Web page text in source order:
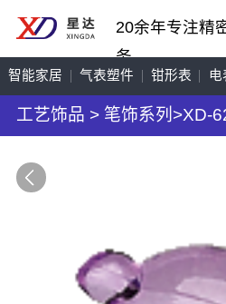
20余年专注精
务
智能家居 气表塑件 钳形表 电
工艺饰品 机车配件
工艺饰品 > 笔饰系列 >XD-